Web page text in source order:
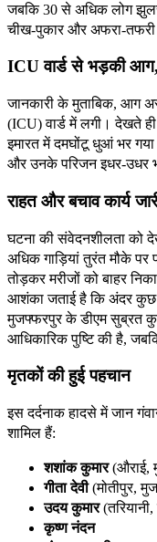
जबकि 30 से अधिक लोग
चीख-पुकार और अफरा-तफरी
ICU वार्ड से भड़की
जानकारी के मुताबिक, आग
(ICU) वार्ड में लगी। देखते
इमारत में दमघोंटू धुआं भर
और उनके परिजन इधर-उधर
राहत और बचाव कार्य
घटना की संवेदनशीलता को
अधिक गाड़ियां तुरंत मौके
तोड़कर मरीजों को बाहर
आशंका जताई है कि अंदर कुछ
मुजफ्फरपुर के डीएम सुब्रत
आधिकारिक पुष्टि की है,
मृतकों की हुई पहचान
इस दर्दनाक हादसे में जान
शामिल हैं:
शशांक कुमार(औराई,
गीता देवी(मोतीपुर,
उदय कुमार
कृष्ण नंदन